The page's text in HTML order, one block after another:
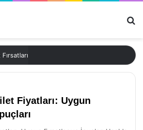
Fiyatları: Uygun